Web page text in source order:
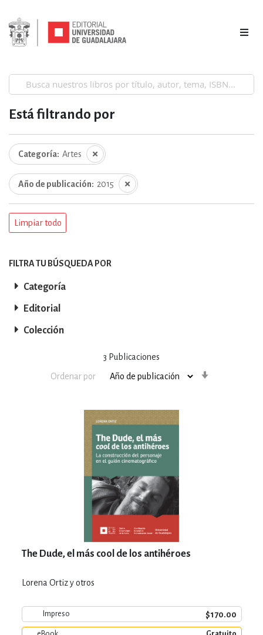
3 Publicaciones
Ordenar por
The Dude, el más cool de los antihéroes
Lorena Ortiz y otros
Impreso $170.00
Está filtrando por
Categoría Artes
Año de publicación 2015
Limpiar todo
FILTRA TU BÚSQUEDA POR
Categoría
Editorial
Colección